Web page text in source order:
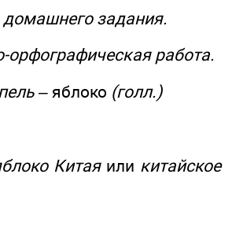
задания.
орфографическая работа.
– яблоко (голл.)
Китая или китайское